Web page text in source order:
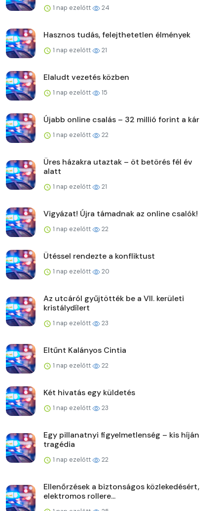
1 nap ezelőtt 24
Hasznos tudás, felejthetetlen élmények
1 nap ezelőtt 21
Elaludt vezetés közben
1 nap ezelőtt 15
Újabb online csalás – 32 millió forint a kár
1 nap ezelőtt 22
Üres házakra utaztak – öt betörés fél év
alatt
1 nap ezelőtt 21
Vigyázat! Újra támadnak az online csalók!
1 nap ezelőtt 22
Ütéssel rendezte a konfliktust
1 nap ezelőtt 20
Az utcáról gyűjtötték be a VII. kerületi
kristálydílert
1 nap ezelőtt 23
Eltűnt Kalányos Cintia
1 nap ezelőtt 22
Két hivatás egy küldetés
1 nap ezelőtt 23
Egy pillanatnyi figyelmetlenség – kis híján
tragédia
1 nap ezelőtt 22
Ellenőrzések a biztonságos közlekedésért,
elektromos rollere...